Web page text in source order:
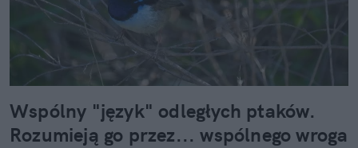
Wspólny "język" odległych ptaków.
Rozumieją go przez... wspólnego wroga